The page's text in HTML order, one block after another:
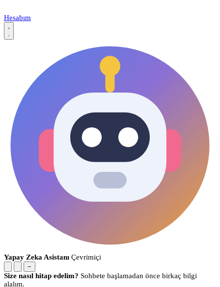
Hesabım
Yapay Zeka Asistanı Çevrimiçi
−
Size nasıl hitap edelim? Sohbete başlamadan önce birkaç bilgi
alalım.